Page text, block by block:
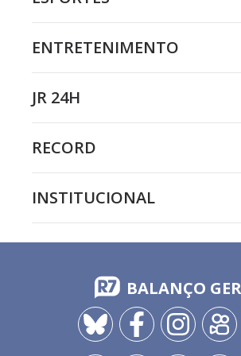
ENTRETENIMENTO
JR 24H
RECORD
INSTITUCIONAL
BALANÇO